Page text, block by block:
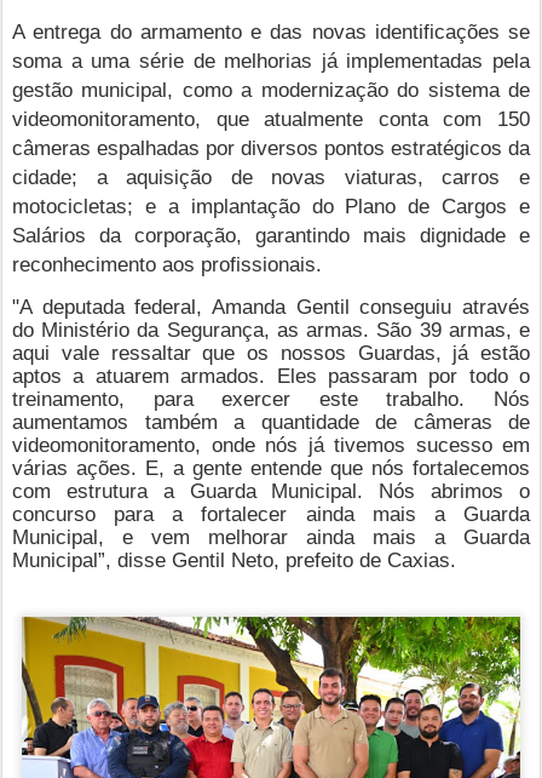
A entrega do armamento e das novas identificações se
soma a uma série de melhorias já implementadas pela
gestão municipal, como a modernização do sistema de
videomonitoramento, que atualmente conta com 150
câmeras espalhadas por diversos pontos estratégicos da
cidade; a aquisição de novas viaturas, carros e
motocicletas; e a implantação do Plano de Cargos e
Salários da corporação, garantindo mais dignidade e
reconhecimento aos profissionais.
"A deputada federal, Amanda Gentil conseguiu através
do Ministério da Segurança, as armas. São 39 armas, e
aqui vale ressaltar que os nossos Guardas, já estão
aptos a atuarem armados. Eles passaram por todo o
treinamento, para exercer este trabalho. Nós
aumentamos também a quantidade de câmeras de
videomonitoramento, onde nós já tivemos sucesso em
várias ações. E, a gente entende que nós fortalecemos
com estrutura a Guarda Municipal. Nós abrimos o
concurso para a fortalecer ainda mais a Guarda
Municipal, e vem melhorar ainda mais a Guarda
Municipal”, disse Gentil Neto, prefeito de Caxias.